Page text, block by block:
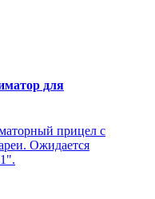
для
прицел с
Ожидается